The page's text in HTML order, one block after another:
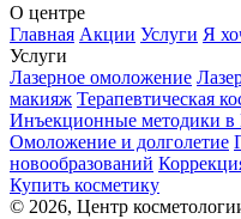
О центре
Главная Акции Услуги Я
Услуги
Лазерное омоложение
макияж Терапевтическая
Инъекционные методики в
Омоложение и долголетие
новообразований
Купить косметику
© 2026, Центр